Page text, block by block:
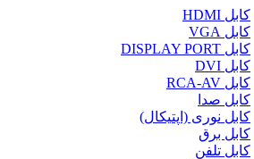
کابل HDMI
کابل VGA
کابل DISPLAY PORT
کابل DVI
کابل RCA-AV
کابل صدا
کابل نوری (اپتیکال)
کابل برق
کابل تلفن